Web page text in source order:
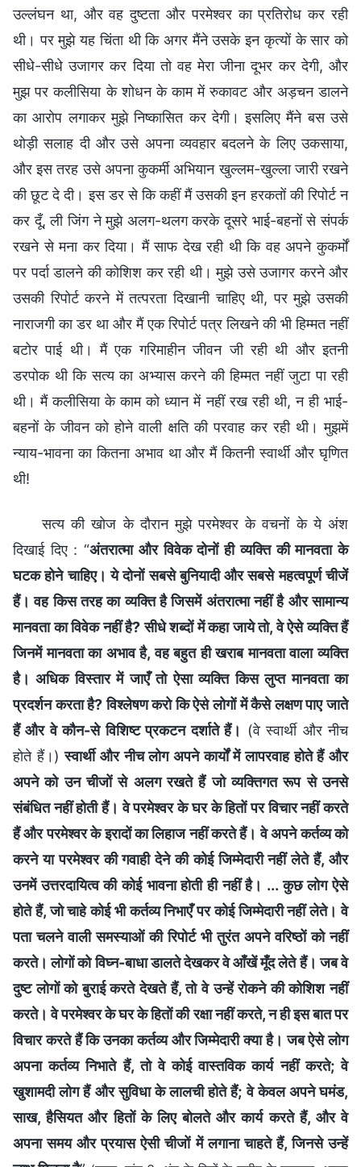
उल्लंघन था, और वह दुष्टता और परमेश्वर का प्रतिरोध कर रही
थी। पर मुझे यह चिंता थी कि अगर मैंने उसके इन कृत्यों के सार को
सीधे-सीधे उजागर कर दिया तो वह मेरा जीना दूभर कर देगी, और
मुझ पर कलीसिया के शोधन के काम में रुकावट और अड़चन डालने
का आरोप लगाकर मुझे निष्कासित कर देगी। इसलिए मैंने बस उसे
थोड़ी सलाह दी और उसे अपना व्यवहार बदलने के लिए उकसाया,
और इस तरह उसे अपना कुकर्मी अभियान खुल्लम-खुल्ला जारी रखने
की छूट दे दी। इस डर से कि कहीं मैं उसकी इन हरकतों की रिपोर्ट न
कर दूँ, ली जिंग ने मुझे अलग-थलग करके दूसरे भाई-बहनों से संपर्क
रखने से मना कर दिया। मैं साफ देख रही थी कि वह अपने कुकर्मों
पर पर्दा डालने की कोशिश कर रही थी। मुझे उसे उजागर करने और
उसकी रिपोर्ट करने में तत्परता दिखानी चाहिए थी, पर मुझे उसकी
नाराजगी का डर था और मैं एक रिपोर्ट पत्र लिखने की भी हिम्मत नहीं
बटोर पाई थी। मैं एक गरिमाहीन जीवन जी रही थी और इतनी
डरपोक थी कि सत्य का अभ्यास करने की हिम्मत नहीं जुटा पा रही
थी। मैं कलीसिया के काम को ध्यान में नहीं रख रही थी, न ही भाई-
बहनों के जीवन को होने वाली क्षति की परवाह कर रही थी। मुझमें
न्याय-भावना का कितना अभाव था और मैं कितनी स्वार्थी और घृणित
थी!
सत्य की खोज के दौरान मुझे परमेश्वर के वचनों के ये अंश
दिखाई दिए : “अंतरात्मा और विवेक दोनों ही व्यक्ति की मानवता के
घटक होने चाहिए। ये दोनों सबसे बुनियादी और सबसे महत्वपूर्ण चीजें
हैं। वह किस तरह का व्यक्ति है जिसमें अंतरात्मा नहीं है और सामान्य
मानवता का विवेक नहीं है? सीधे शब्दों में कहा जाये तो, वे ऐसे व्यक्ति हैं
जिनमें मानवता का अभाव है, वह बहुत ही खराब मानवता वाला व्यक्ति
है। अधिक विस्तार में जाएँ तो ऐसा व्यक्ति किस लुप्त मानवता का
प्रदर्शन करता है? विश्लेषण करो कि ऐसे लोगों में कैसे लक्षण पाए जाते
हैं और वे कौन-से विशिष्ट प्रकटन दर्शाते हैं।
(वे स्वार्थी और नीच
होते हैं।)स्वार्थी और नीच लोग अपने कार्यों में लापरवाह होते हैं और
अपने को उन चीजों से अलग रखते हैं जो व्यक्तिगत रूप से उनसे
संबंधित नहीं होती हैं। वे परमेश्वर के घर के हितों पर विचार नहीं करते
हैं और परमेश्वर के इरादों का लिहाज नहीं करते हैं। वे अपने कर्तव्य को
करने या परमेश्वर की गवाही देने की कोई जिम्मेदारी नहीं लेते हैं, और
उनमें उत्तरदायित्व की कोई भावना होती ही नहीं है। ... कुछ लोग ऐसे
होते हैं, जो चाहे कोई भी कर्तव्य निभाएँ पर कोई जिम्मेदारी नहीं लेते। वे
पता चलने वाली समस्याओं की रिपोर्ट भी तुरंत अपने वरिष्ठों को नहीं
करते। लोगों को विघ्न-बाधा डालते देखकर वे आँखें मूँद लेते हैं। जब वे
दुष्ट लोगों को बुराई करते देखते हैं, तो वे उन्हें रोकने की कोशिश नहीं
करते। वे परमेश्वर के घर के हितों की रक्षा नहीं करते, न ही इस बात पर
विचार करते हैं कि उनका कर्तव्य और जिम्मेदारी क्या है। जब ऐसे लोग
अपना कर्तव्य निभाते हैं, तो वे कोई वास्तविक कार्य नहीं करते; वे
खुशामदी लोग हैं और सुविधा के लालची होते हैं; वे केवल अपने घमंड,
साख, हैसियत और हितों के लिए बोलते और कार्य करते हैं, और वे
अपना समय और प्रयास ऐसी चीजों में लगाना चाहते हैं, जिनसे उन्हें